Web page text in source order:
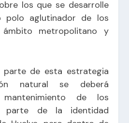
los que se desarrolle
polo aglutinador de los
ámbito metropolitano y
parte de esta estrategia
natural se deberá
de los
parte de la identidad